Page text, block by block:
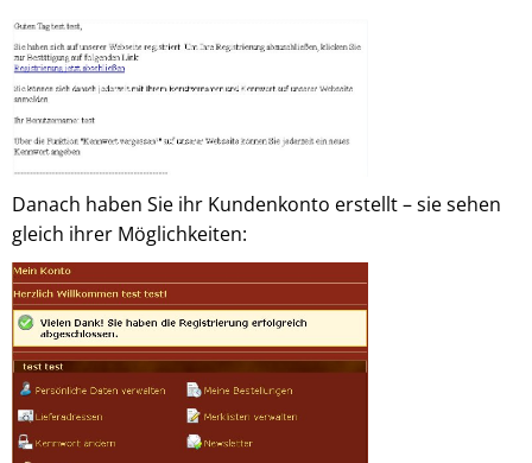
Danach haben Sie ihr Kundenkonto erstellt – sie sehen
gleich ihrer Möglichkeiten: